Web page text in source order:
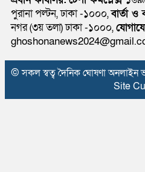
পুরানা পল্টন, ঢাকা -১০০০,বার্তা ও
নগর (৩য় তলা) ঢাকা -১০০০,
© সকল স্বত্ব দৈনিক ঘোষণা অনলাইন
Site